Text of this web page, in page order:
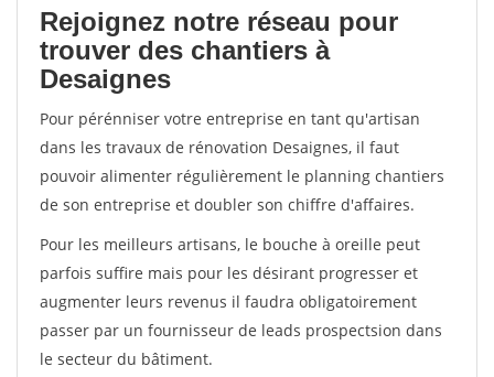
Rejoignez notre réseau pour
trouver des chantiers à
Desaignes
Pour pérénniser votre entreprise en tant qu'artisan
dans les travaux de rénovation Desaignes, il faut
pouvoir alimenter régulièrement le planning chantiers
de son entreprise et doubler son chiffre d'affaires.
Pour les meilleurs artisans, le bouche à oreille peut
parfois suffire mais pour les désirant progresser et
augmenter leurs revenus il faudra obligatoirement
passer par un fournisseur de leads prospectsion dans
le secteur du bâtiment.